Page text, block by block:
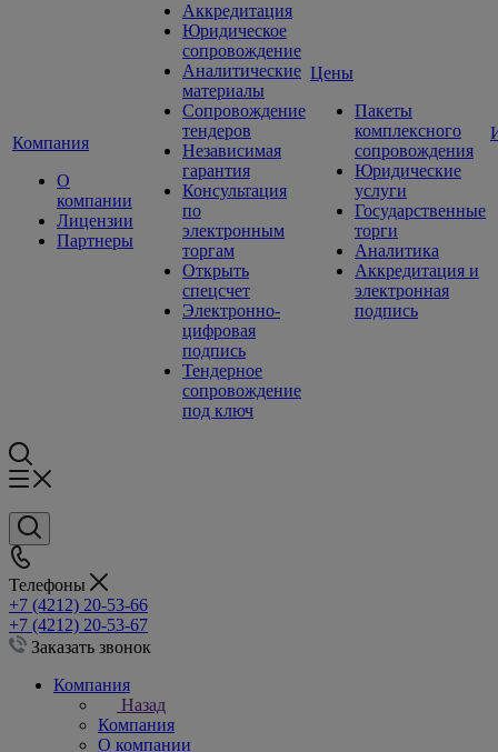
Компания
О
компании
Лицензии
Партнеры
Аккредитация
Юридическое
сопровождение
Аналитические
материалы
Сопровождение
тендеров
Независимая
гарантия
Консультация
по
электронным
торгам
Открыть
спецсчет
Электронно-
цифровая
подпись
Тендерное
сопровождение
под ключ
Цены
Пакеты
комплексного
сопровождения
Юридические
услуги
Государственные
торги
Аналитика
Аккредитация и
электронная
подпись
Телефоны
+7 (4212) 20-53-66
+7 (4212) 20-53-67
Заказать звонок
Компания
Назад
Компания
О компании